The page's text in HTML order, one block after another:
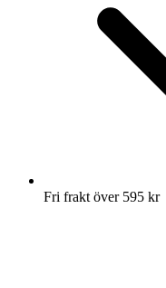
Fri frakt över 595 kr